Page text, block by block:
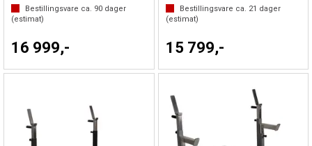
Bestillingsvare ca. 90 dager
(estimat)
16 999,-
Bestillingsvare ca. 21 dager
(estimat)
15 799,-